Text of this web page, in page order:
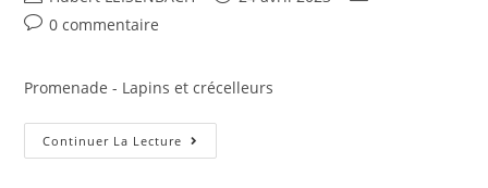
0 commentaire
Promenade - Lapins et crécelleurs
Continuer La Lecture